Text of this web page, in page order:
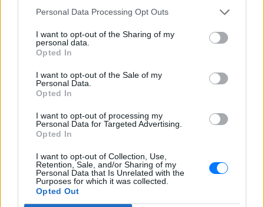
Personal Data Processing Opt Outs
I want to opt-out of the Sharing of my
personal data.
Opted In
I want to opt-out of the Sale of my
Personal Data.
Opted In
I want to opt-out of processing my
Personal Data for Targeted Advertising.
Opted In
I want to opt-out of Collection, Use,
Retention, Sale, and/or Sharing of my
Personal Data that Is Unrelated with the
Purposes for which it was collected.
Opted Out
του σε πισίνα beach bar –
Βούτηξε ο μπάρμαν για να τον
ΧΤΕΣ
βρισκόταν κοντά στο παιδί εκείνη την
ώρα